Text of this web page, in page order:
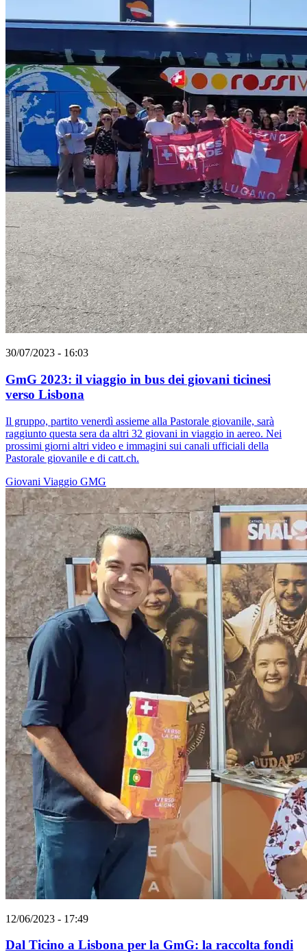
30/07/2023 - 16:03
GmG 2023: il viaggio in bus dei giovani ticinesi
verso Lisbona
Il gruppo, partito venerdì assieme alla Pastorale giovanile, sarà
raggiunto questa sera da altri 32 giovani in viaggio in aereo. Nei
prossimi giorni altri video e immagini sui canali ufficiali della
Pastorale giovanile e di catt.ch.
Giovani Viaggio GMG
12/06/2023 - 17:49
Dal Ticino a Lisbona per la GmG: la raccolta fondi